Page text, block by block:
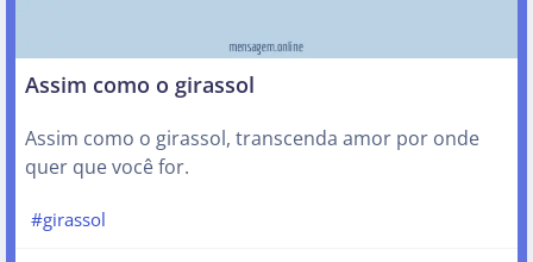
Assim como o girassol
Assim como o girassol, transcenda amor por onde
quer que você for.
#girassol